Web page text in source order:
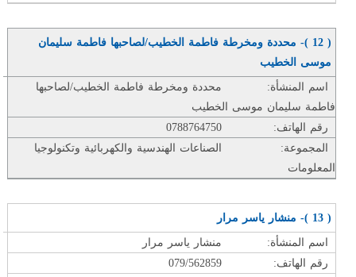
( 12 )- محددة ومخرطة فاطمة الخطيب/لصاحبها فاطمة سليمان
موسى الخطيب
اسم المنشأة:
محددة ومخرطة فاطمة الخطيب/لصاحبها
فاطمة سليمان موسى الخطيب
رقم الهاتف:
0788764750
المجموعة:
الصناعات الهندسية والكهربائية وتكنولوجيا
المعلومات
( 13 )- منشار ياسر مرار
اسم المنشأة:
منشار ياسر مرار
رقم الهاتف:
079/562859